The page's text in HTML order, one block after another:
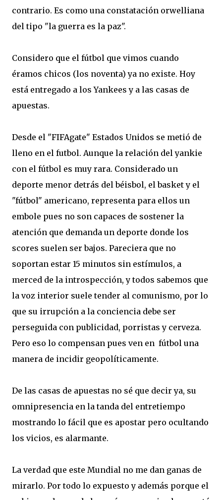
contrario. Es como una constatación orwelliana
del tipo "la guerra es la paz".
Considero que el fútbol que vimos cuando
éramos chicos (los noventa) ya no existe. Hoy
está entregado a los Yankees y a las casas de
apuestas.
Desde el "FIFAgate" Estados Unidos se metió de
lleno en el futbol. Aunque la relación del yankie
con el fútbol es muy rara. Considerado un
deporte menor detrás del béisbol, el basket y el
"fútbol" americano, representa para ellos un
embole pues no son capaces de sostener la
atención que demanda un deporte donde los
scores suelen ser bajos. Pareciera que no
soportan estar 15 minutos sin estímulos, a
merced de la introspección, y todos sabemos que
la voz interior suele tender al comunismo, por lo
que su irrupción a la conciencia debe ser
perseguida con publicidad, porristas y cerveza.
Pero eso lo compensan pues ven en fútbol una
manera de incidir geopolíticamente.
De las casas de apuestas no sé que decir ya, su
omnipresencia en la tanda del entretiempo
mostrando lo fácil que es apostar pero ocultando
los vicios, es alarmante.
La verdad que este Mundial no me dan ganas de
mirarlo. Por todo lo expuesto y además porque el